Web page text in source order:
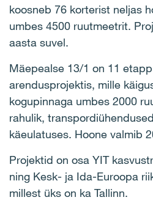
koosneb 76 korterist neljas
umbes 4500 ruutmeetrit.
aasta suvel.
Mäepealse 13/1 on 11
arendusprojektis, mille
kogupinnaga umbes 2000
rahulik,
käeulatuses. Hoone valmib
Projektid on osa YIT
ning Kesk- ja Ida-Euroopa
millest üks on ka Tallinn.